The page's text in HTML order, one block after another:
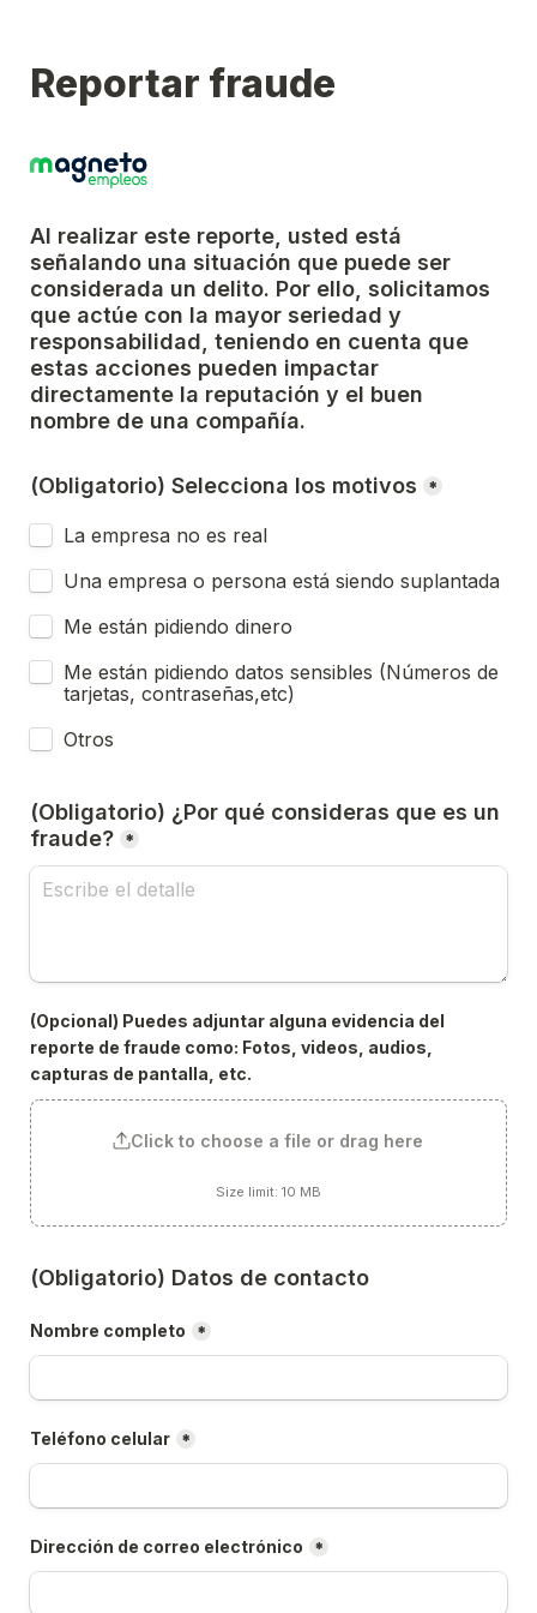
Reportar fraude
Al realizar este reporte, usted está
señalando una situación que puede ser
considerada un delito. Por ello, solicitamos
que actúe con la mayor seriedad y
responsabilidad, teniendo en cuenta que
estas acciones pueden impactar
directamente la reputación y el buen
nombre de una compañía.
(Obligatorio) Selecciona los motivos *
La empresa no es real
Una empresa o persona está siendo suplantada
Me están pidiendo dinero
Me están pidiendo datos sensibles (Números de
tarjetas, contraseñas,etc)
Otros
(Obligatorio) ¿Por qué consideras que es un
fraude? *
(Opcional) Puedes adjuntar alguna evidencia del
reporte de fraude como: Fotos, videos, audios,
capturas de pantalla, etc.
Click to choose a file or drag here
Size limit: 10 MB
(Obligatorio) Datos de contacto
Nombre completo *
Teléfono celular *
Dirección de correo electrónico *